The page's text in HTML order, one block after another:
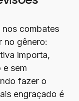
nos combates
no gênero:
importa,
e sem
fazer o
engraçado é